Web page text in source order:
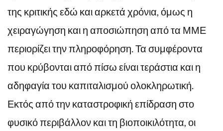
της κριτικής εδώ και αρκετά χρόνια, όμως η
χειραγώγηση και η αποσιώπηση από τα ΜΜΕ
περιορίζει την πληροφόρηση. Τα συμφέροντα
που κρύβονται από πίσω είναι τεράστια και η
αδηφαγία του καπιταλισμού ολοκληρωτική.
Εκτός από την καταστροφική επίδραση στο
φυσικό περιβάλλον και τη βιοποικιλότητα, οι